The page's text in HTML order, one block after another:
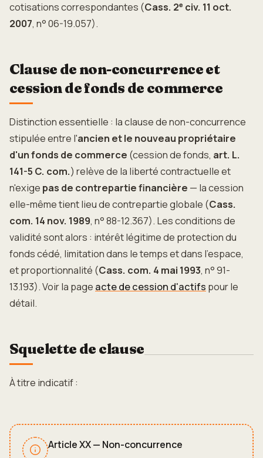
cotisations correspondantes (Cass. 2ᵉ civ. 11 oct.
2007, n° 06-19.057).
Clause de non-concurrence et
cession de fonds de commerce
Distinction essentielle : la clause de non-concurrence
stipulée entre l'ancien et le nouveau propriétaire
d'un fonds de commerce (cession de fonds, art. L.
141-5 C. com.) relève de la liberté contractuelle et
n'exige pas de contrepartie financière — la cession
elle-même tient lieu de contrepartie globale (Cass.
com. 14 nov. 1989, n° 88-12.367). Les conditions de
validité sont alors : intérêt légitime de protection du
fonds cédé, limitation dans le temps et dans l'espace,
et proportionnalité (Cass. com. 4 mai 1993, n° 91-
13.193). Voir la page acte de cession d'actifs pour le
détail.
Squelette de clause
À titre indicatif :
Article XX — Non-concurrence